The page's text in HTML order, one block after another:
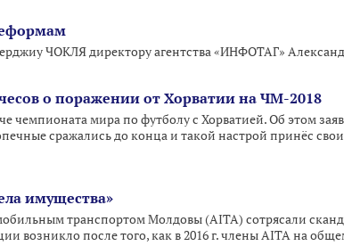
ЧОКЛЯ директору агентства «ИНФОТАГ»
о поражении от Хорватии на ЧМ-2018
чемпионата мира по футболу с Хорватией. Об этом
сражались до конца и такой настрой принёс
имущества»
транспортом Молдовы (AITA) сотрясали
возникло после того, как в 2016 г. члены AITA на